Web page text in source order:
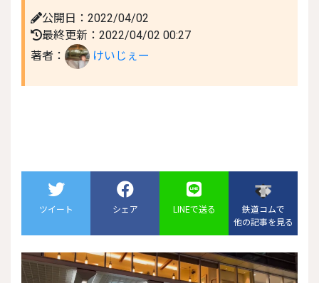
公開日：2022/04/02
最終更新：2022/04/02 00:27
著者：
けいじぇー
ツイート シェア LINEで送る
鉄道コムで
他の記事を見る